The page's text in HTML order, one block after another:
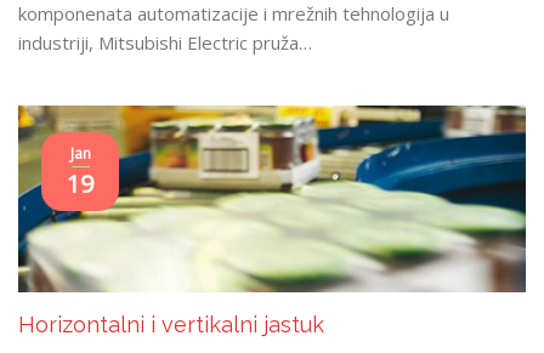
komponenata automatizacije i mrežnih tehnologija u
industriji, Mitsubishi Electric pruža…
Jan
19
Horizontalni i vertikalni jastuk